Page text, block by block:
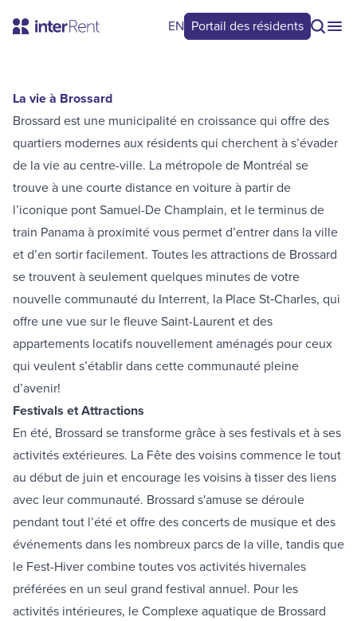
EN Portail des résidents
La vie à Brossard
Brossard est une municipalité en croissance qui offre des
quartiers modernes aux résidents qui cherchent à s’évader
de la vie au centre-ville. La métropole de Montréal se
trouve à une courte distance en voiture à partir de
l’iconique pont Samuel-De Champlain, et le terminus de
train Panama à proximité vous permet d’entrer dans la ville
et d’en sortir facilement. Toutes les attractions de Brossard
se trouvent à seulement quelques minutes de votre
nouvelle communauté du Interrent, la Place St‑Charles, qui
offre une vue sur le fleuve Saint-Laurent et des
appartements locatifs nouvellement aménagés pour ceux
qui veulent s’établir dans cette communauté pleine
d’avenir!
Festivals et Attractions
En été, Brossard se transforme grâce à ses festivals et à ses
activités extérieures. La Fête des voisinscommence le tout
au début de juin et encourage les voisins à tisser des liens
avec leur communauté. Brossard s'amusese déroule
pendant tout l’été et offre des concerts de musique et des
événements dans les nombreux parcs de la ville, tandis que
le Fest-Hiver combine toutes vos activités hivernales
préférées en un seul grand festival annuel. Pour les
activités intérieures, le Complexe aquatique de Brossard